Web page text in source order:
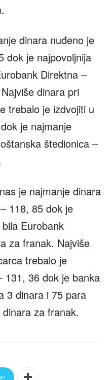
dinara nuđeno je
dok je najpovoljnija
Direktna –
dinara pri
trebalo je izdvojiti u
je najmanje
štedionica –
je najmanje dinara
118, 85 dok je
Eurobank
za franak. Najviše
trebalo je
131, 36 dok je banka
3 dinara i 75 para
za franak.